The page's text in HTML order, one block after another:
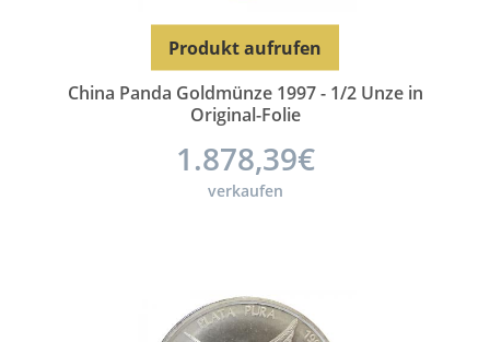
China Panda Goldmünze 1997 - 1/2 Unze in
Original-Folie
1.878,39€
verkaufen
Produkt aufrufen